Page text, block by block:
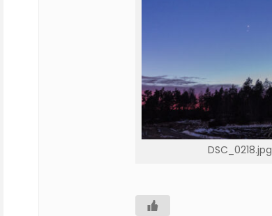
DSC_0218.jpg